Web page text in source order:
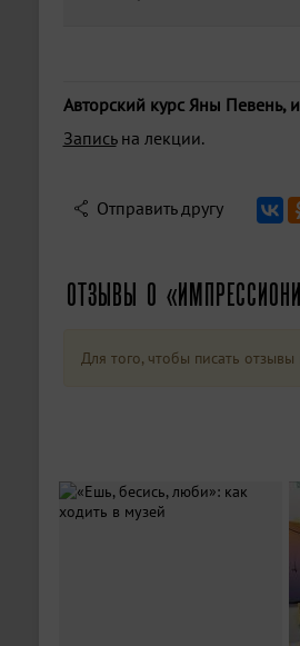
Авторский курс Яны Певень,
Записьна лекции.
Отправить другу
ОТЗЫВЫ О
Для того, чтобы писать